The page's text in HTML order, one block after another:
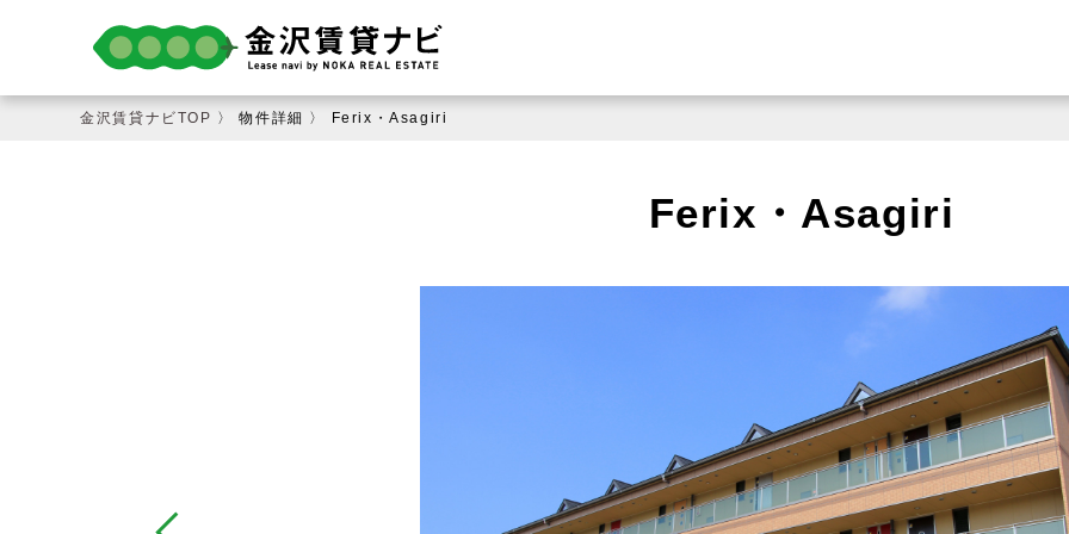
金沢賃貸ナビTOP 〉物件詳細 〉 Ferix・Asagiri
Ferix・Asagiri